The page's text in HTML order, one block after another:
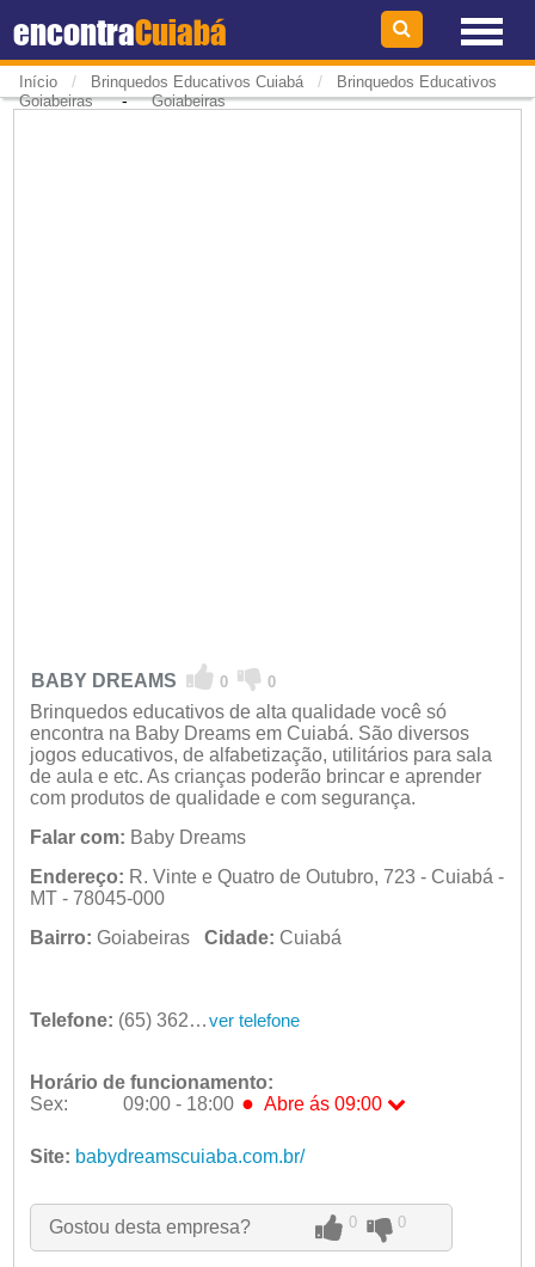
encontraCuiabá
Início / Brinquedos Educativos Cuiabá /
Brinquedos Educativos
Goiabeiras-Goiabeiras
BABY DREAMS 0 0
Brinquedos educativos de alta qualidade você só
encontra na Baby Dreams em Cuiabá. São diversos
jogos educativos, de alfabetização, utilitários para sala
de aula e etc. As crianças poderão brincar e aprender
com produtos de qualidade e com segurança.
Falar com: Baby Dreams
Endereço: R. Vinte e Quatro de Outubro, 723 - Cuiabá -
MT - 78045-000
Bairro: Goiabeiras Cidade: Cuiabá
Telefone: (65) 3624-6806 ver telefone
Horário de funcionamento:
Sex:
09:00 - 18:00 ● Abre ás 09:00
Ter:
09:00 - 18:00
Qui:
09:00 - 18:00
Sex:
09:00 - 18:00●Abre ás 09:00
Site: babydreamscuiaba.com.br/
Gostou desta empresa? 0 0